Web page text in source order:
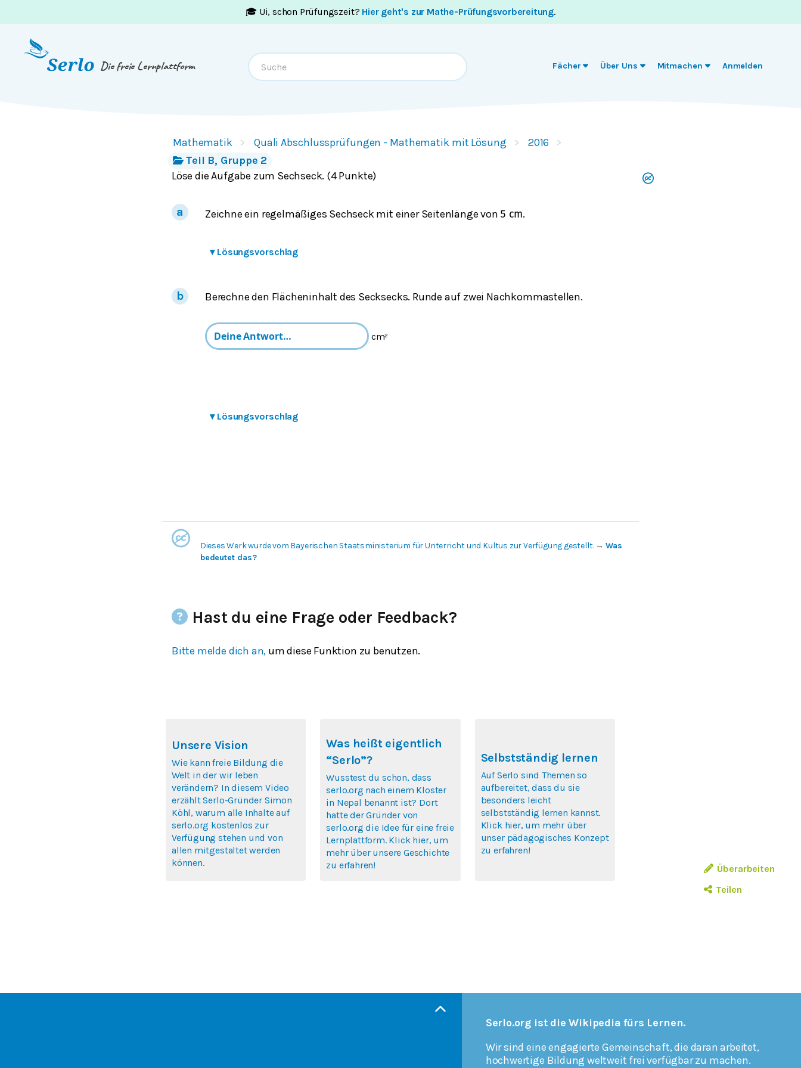
🎓 Ui, schon Prüfungszeit? Hier geht's zur Mathe-Prüfungsvorbereitung.
Die freie Lernplattform Fächer Über Uns Mitmachen Anmelden
Mathematik Quali Abschlussprüfungen - Mathematik mit Lösung
2016
Teil B, Gruppe 2
Löse die Aufgabe zum Sechseck. (4 Punkte)
Zeichne ein regelmäßiges Sechseck mit einer Seitenlänge von 5 cm.
▾ Lösungsvorschlag
Berechne den Flächeninhalt des Secksecks. Runde auf zwei Nachkommastellen.
cm²
▾ Lösungsvorschlag
Überarbeiten
Teilen
Dieses Werk wurde vom Bayerischen Staatsministerium für Unterricht und Kultus zur Verfügung gestellt.→ Was
bedeutet das?
Hast du eine Frage oder Feedback?
Bitte melde dich an, um diese Funktion zu benutzen.
Unsere Vision
Wie kann freie Bildung die
Welt in der wir leben
verändern? In diesem Video
erzählt Serlo-Gründer Simon
Köhl, warum alle Inhalte auf
serlo.org kostenlos zur
Verfügung stehen und von
allen mitgestaltet werden
können.
Was heißt eigentlich
“Serlo”?
Wusstest du schon, dass
serlo.org nach einem Kloster
in Nepal benannt ist? Dort
hatte der Gründer von
serlo.org die Idee für eine freie
Lernplattform. Klick hier, um
mehr über unsere Geschichte
zu erfahren!
Selbstständig lernen
Auf Serlo sind Themen so
aufbereitet, dass du sie
besonders leicht
selbstständig lernen kannst.
Klick hier, um mehr über
unser pädagogisches Konzept
zu erfahren!
Serlo.org ist die Wikipedia fürs Lernen.
Wir sind eine engagierte Gemeinschaft, die daran arbeitet,
hochwertige Bildung weltweit frei verfügbar zu machen.